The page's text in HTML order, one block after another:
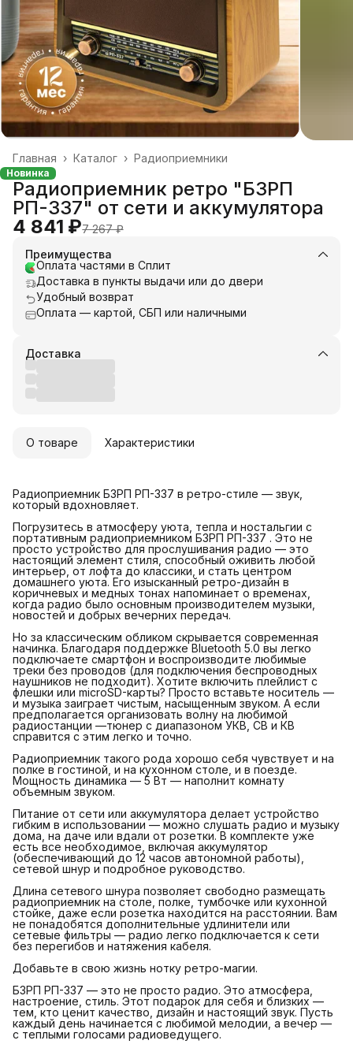
Радиоприемники
Каталог ›
Главная ›
Новинка
Радиоприемник ретро "БЗРП
РП-337" от сети и аккумулятора
4 841 ₽7 267 ₽
Преимущества
Оплата частями в Сплит
Доставка в пункты выдачи или до двери
Удобный возврат
Оплата — картой, СБП или наличными
Доставка
О товаре Характеристики
Радиоприемник БЗРП РП-337 в ретро-стиле — звук,
который вдохновляет.
Погрузитесь в атмосферу уюта, тепла и ностальгии с
портативным радиоприемником БЗРП РП-337 . Это не
просто устройство для прослушивания радио — это
настоящий элемент стиля, способный оживить любой
интерьер, от лофта до классики, и стать центром
домашнего уюта. Его изысканный ретро-дизайн в
коричневых и медных тонах напоминает о временах,
когда радио было основным производителем музыки,
новостей и добрых вечерних передач.
Но за классическим обликом скрывается современная
начинка. Благодаря поддержке Bluetooth 5.0 вы легко
подключаете смартфон и воспроизводите любимые
треки без проводов (для подключения беспроводных
наушников не подходит). Хотите включить плейлист с
флешки или microSD-карты? Просто вставьте носитель —
и музыка заиграет чистым, насыщенным звуком. А если
предполагается организовать волну на любимой
радиостанции —тюнер с диапазоном УКВ, СВ и КВ
справится с этим легко и точно.
Радиоприемник такого рода хорошо себя чувствует и на
полке в гостиной, и на кухонном столе, и в поезде.
Мощность динамика — 5 Вт — наполнит комнату
объемным звуком.
Питание от сети или аккумулятора делает устройство
гибким в использовании — можно слушать радио и музыку
дома, на даче или вдали от розетки. В комплекте уже
есть все необходимое, включая аккумулятор
(обеспечивающий до 12 часов автономной работы),
сетевой шнур и подробное руководство.
Длина сетевого шнура позволяет свободно размещать
радиоприемник на столе, полке, тумбочке или кухонной
стойке, даже если розетка находится на расстоянии. Вам
не понадобятся дополнительные удлинители или
сетевые фильтры — радио легко подключается к сети
без перегибов и натяжения кабеля.
Добавьте в свою жизнь нотку ретро-магии.
БЗРП РП-337 — это не просто радио. Это атмосфера,
настроение, стиль. Этот подарок для себя и близких —
тем, кто ценит качество, дизайн и настоящий звук. Пусть
каждый день начинается с любимой мелодии, а вечер —
с теплыми голосами радиоведущего.